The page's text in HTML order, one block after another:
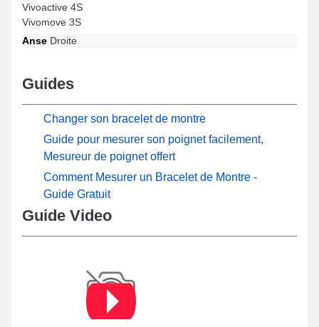
Vivoactive 4S
Vivomove 3S
Anse Droite
Guides
Changer son bracelet de montre
Guide pour mesurer son poignet facilement,
Mesureur de poignet offert
Comment Mesurer un Bracelet de Montre -
Guide Gratuit
Guide Video